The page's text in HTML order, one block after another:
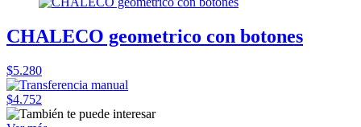
CHALECO geometrico con botones
$5.280
$4.752